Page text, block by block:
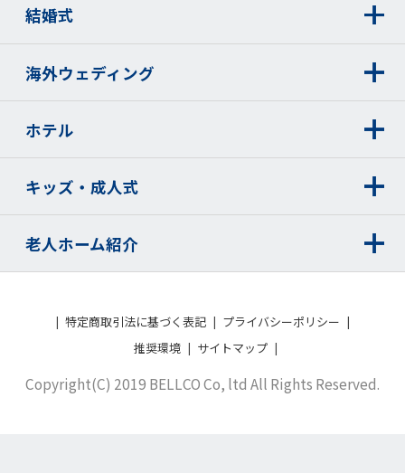
結婚式
海外ウェディング
ホテル
キッズ・成人式
老人ホーム紹介
特定商取引法に基づく表記
プライバシーポリシー
推奨環境
サイトマップ
Copyright(C) 2019 BELLCO Co, ltd All Rights Reserved.